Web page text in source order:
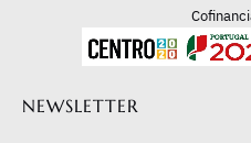
NEWSLETTER